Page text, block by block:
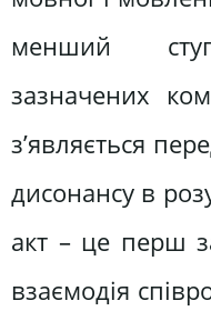
менший
зазначених
з’являється
дисонансу в
акт – це перш
взаємодія